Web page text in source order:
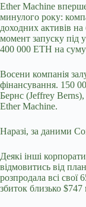
Ether Machine
минулого року:
доходних активів на
момент запуску під
400 000 ETH на
Восени компанія
фінансування. 150
Бернс (Jeffrey
Ether Machine.
Наразі, за даними
Деякі інші
відмовитись від
розпродала всі свої
збиток близько $747